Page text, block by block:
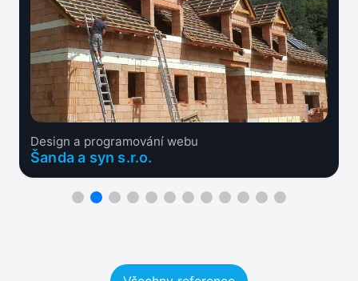
Design a programování webu
Šanda a syn s.r.o.